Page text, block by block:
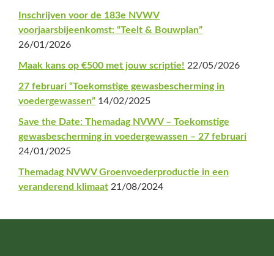
Sidebar
Inschrijven voor de 183e NVWV
voorjaarsbijeenkomst: “Teelt & Bouwplan”
26/01/2026
Maak kans op €500 met jouw scriptie! 22/05/2026
27 februari “Toekomstige gewasbescherming in
voedergewassen” 14/02/2025
Save the Date: Themadag NVWV – Toekomstige
gewasbescherming in voedergewassen – 27 februari
24/01/2025
Themadag NVWV Groenvoederproductie in een
veranderend klimaat 21/08/2024